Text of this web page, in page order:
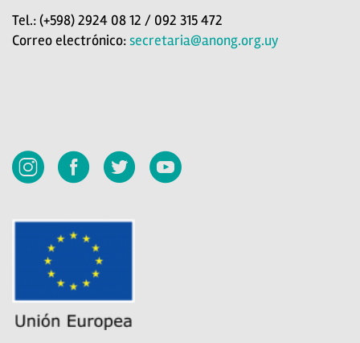
Tel.: (+598) 2924 08 12 / 092 315 472
Correo electrónico:secretaria@anong.org.uy